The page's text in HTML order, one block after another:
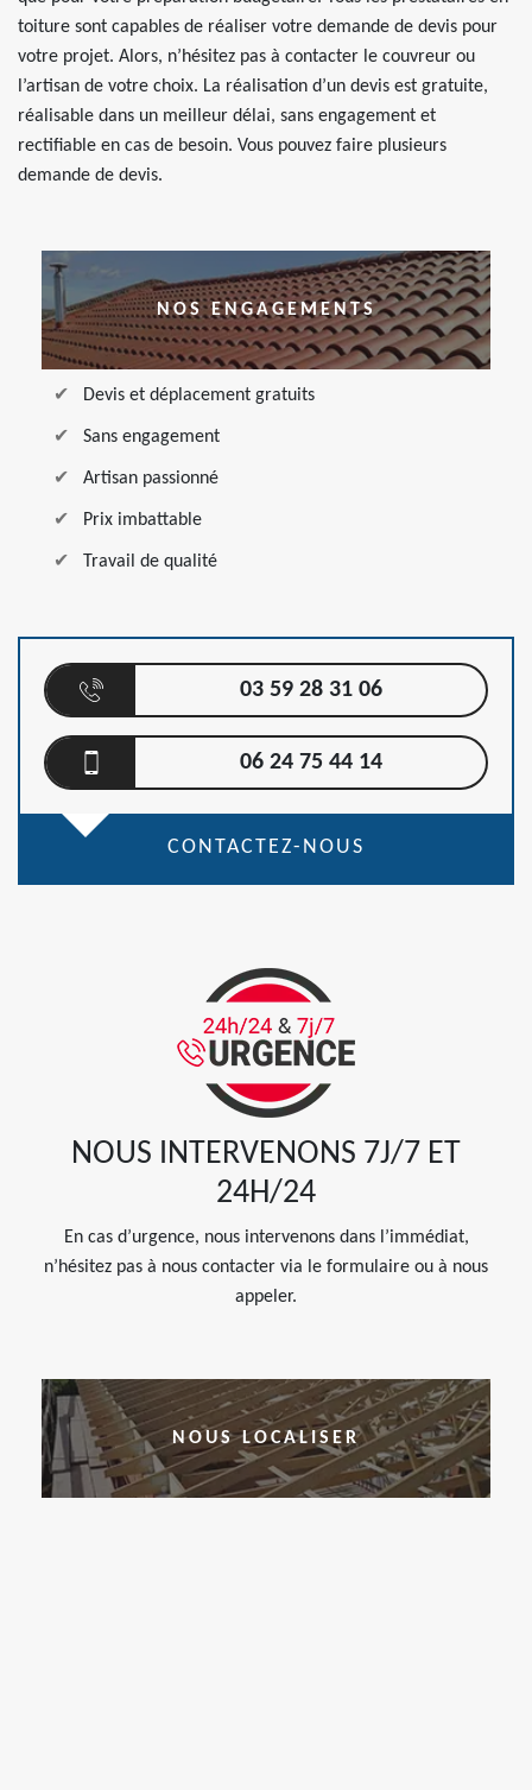
toiture sont capables de réaliser votre demande de devis pour
votre projet. Alors, n’hésitez pas à contacter le couvreur ou
l’artisan de votre choix. La réalisation d’un devis est gratuite,
réalisable dans un meilleur délai, sans engagement et
rectifiable en cas de besoin. Vous pouvez faire plusieurs
demande de devis.
NOS ENGAGEMENTS
Devis et déplacement gratuits
Sans engagement
Artisan passionné
Prix imbattable
Travail de qualité
03 59 28 31 06
06 24 75 44 14
CONTACTEZ-NOUS
NOUS INTERVENONS 7J/7 ET
24H/24
En cas d’urgence, nous intervenons dans l’immédiat,
n’hésitez pas à nous contacter via le formulaire ou à nous
appeler.
NOUS LOCALISER